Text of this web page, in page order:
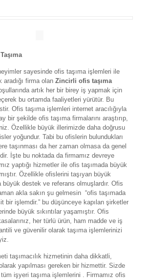
sayesinde ofis taşıma işlemleri ile
aradığı firma olanZincirli ofis taşıma
artık her bir birey iş yapmak için
bu ortamda faaliyetleri yürütür. Bu
Ofis taşıma işlemleri internet aracılığıyla
bir şekilde ofis taşıma firmalarını araştırıp,
Özellikle büyük illerimizde daha doğrusu
yoğundur. Tabi bu ofislerin bulundukları
taşınması da her zaman olmasa da genel
İşte bu noktada da firmamız devreye
yaptığı hizmetler ile ofis taşımada büyük
Özellikle ofislerini taşıyan büyük
büyük destek ve referans olmuşlardır. Ofis
akla sakın şu gelmesin “ofis taşımada
bir işlemdir.” bu düşünceye kapılan şirketler
büyük sıkıntılar yaşamıştır. Ofis
her türlü ürün, ham madde ve iş
ve güvenilir olarak taşıma işlemlerinizi
taşımacılık hizmetinin daha dikkatli,
yapılması gereken bir hizmettir. Sizde
işyeri taşıma işlemlerini . Firmamız ofis